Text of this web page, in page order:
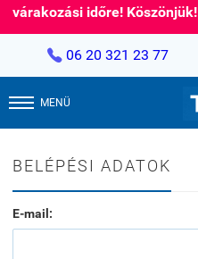
várakozási időre! Köszönjük!
 06 20 321 23 77
MENÜ
BELÉPÉSI ADATOK
E-mail: